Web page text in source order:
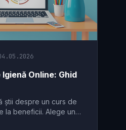
Online: Ghid
știi despre un curs de
la beneficii. Alege un